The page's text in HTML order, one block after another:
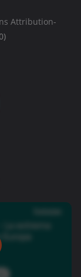
Attribution-